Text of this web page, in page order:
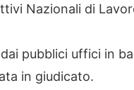
Nazionali di
pubblici uffici in
in giudicato.